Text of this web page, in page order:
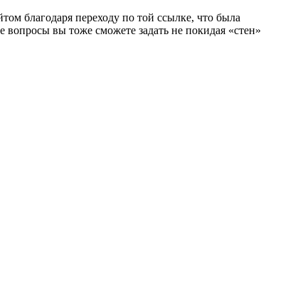
благодаря переходу по той ссылке, что была
вопросы вы тоже сможете задать не покидая «стен»